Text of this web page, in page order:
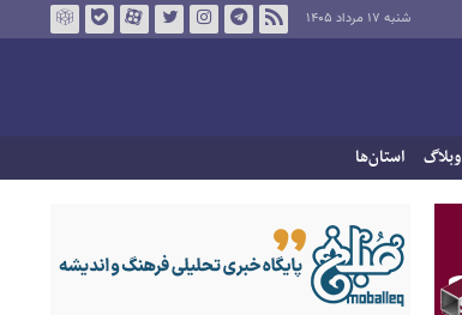
شنبه ۱۷ مرداد ۱۴۰۵
وبلاگ استان‌ها